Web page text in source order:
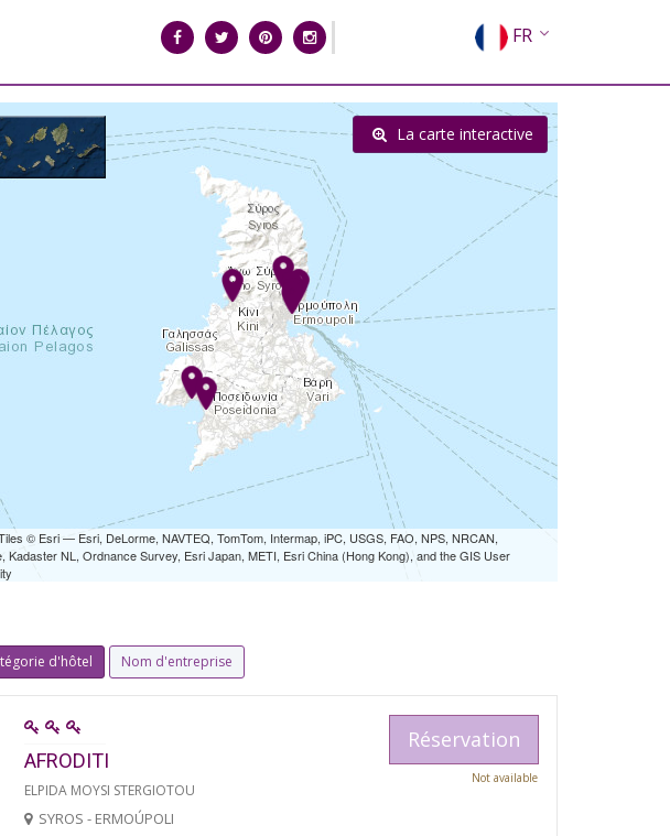
FR
EN
EL
RU
© Esri — Esri, DeLorme, NAVTEQ, TomTom, Intermap, iPC, USGS, FAO, NPS, NRCAN,
Kadaster NL, Ordnance Survey, Esri Japan, METI, Esri China (Hong Kong), and the GIS User
La carte interactive
d'hôtel Nom d'entreprise
AFRODITI
ELPIDA MOYSI STERGIOTOU
SYROS - ERMOÚPOLI
Réservation
Not available